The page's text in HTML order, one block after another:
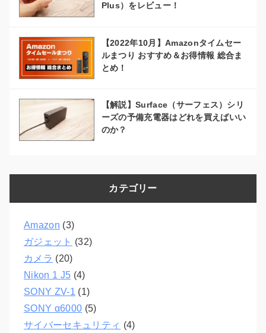
Plus）をレビュー！
【2022年10月】Amazonタイムセー
ルまつり おすすめ＆お得情報 総合ま
とめ！
【解説】Surface（サーフェス）シリ
ーズの予備充電器はどれを買えばいい
のか？
カテゴリー
Amazon (3)
ガジェット (32)
カメラ (20)
Nikon 1 J5 (4)
SONY ZV-1 (1)
SONY α6000 (5)
サイバーセキュリティ (4)